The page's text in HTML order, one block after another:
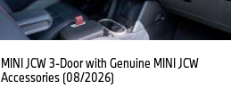
MINI JCW 3-Door with Genuine MINI JCW
Accessories (08/2026)